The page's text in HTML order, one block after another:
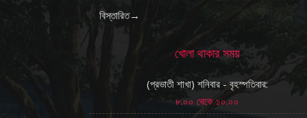
বিস্তারিত→
খোলা থাকার সময়
(প্রভাতী শাখা) শনিবার - বৃহস্পতিবার:
৮.০০ থেকে ১০.০০